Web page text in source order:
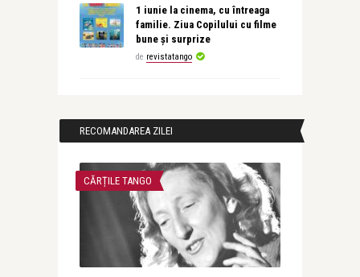
1 iunie la cinema, cu întreaga
familie. Ziua Copilului cu filme
bune și surprize
de revistatango
RECOMANDAREA ZILEI
CĂRȚILE TANGO